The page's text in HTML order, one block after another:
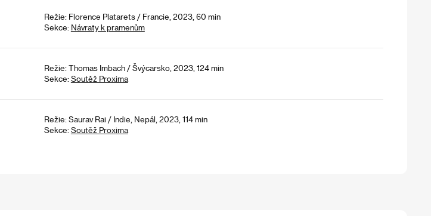
Režie: Florence Platarets / Francie, 2023, 60 min
Sekce: Návraty k pramenům
Režie: Thomas Imbach / Švýcarsko, 2023, 124 min
Sekce: Soutěž Proxima
Režie: Saurav Rai / Indie, Nepál, 2023, 114 min
Sekce: Soutěž Proxima